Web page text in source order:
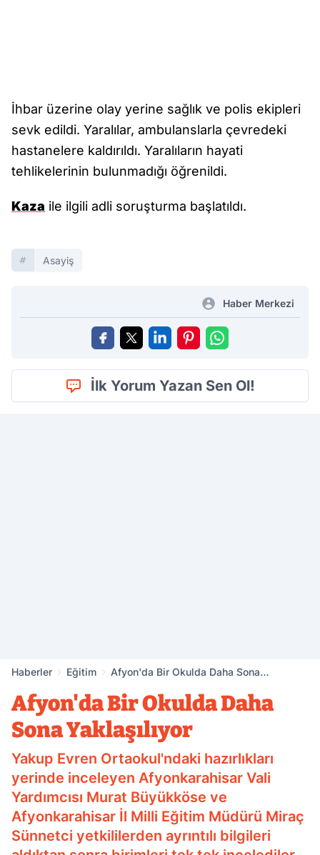
İhbar üzerine olay yerine sağlık ve polis ekipleri
sevk edildi. Yaralılar, ambulanslarla çevredeki
hastanelere kaldırıldı. Yaralıların hayati
tehlikelerinin bulunmadığı öğrenildi.
Kaza ile ilgili adli soruşturma başlatıldı.
Asayiş
Haber Merkezi
İlk Yorum Yazan Sen Ol!
Haberler Eğitim
Afyon'da Bir Okulda Daha Sona
Afyon'da Bir Okulda Daha
Sona Yaklaşılıyor
Yakup Evren Ortaokul'ndaki hazırlıkları
yerinde inceleyen Afyonkarahisar Vali
Yardımcısı Murat Büyükköse ve
Afyonkarahisar İl Milli Eğitim Müdürü Miraç
Sünnetci yetkililerden ayrıntılı bilgileri